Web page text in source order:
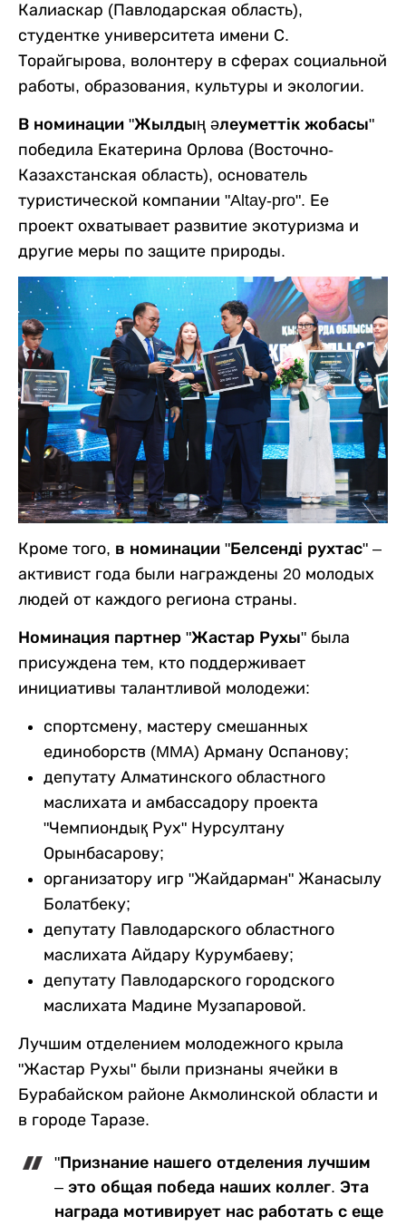
Калиаскар (Павлодарская область),
студентке университета имени С.
Торайгырова, волонтеру в сферах социальной
работы, образования, культуры и экологии.
В номинации "Жылдың әлеуметтік жобасы"
победила Екатерина Орлова (Восточно-
Казахстанская область), основатель
туристической компании "Altay-pro". Ее
проект охватывает развитие экотуризма и
другие меры по защите природы.
Кроме того, в номинации "Белсенді рухтас" –
активист года были награждены 20 молодых
людей от каждого региона страны.
Номинация партнер "Жастар Рухы" была
присуждена тем, кто поддерживает
инициативы талантливой молодежи:
спортсмену, мастеру смешанных
единоборств (MMA) Арману Оспанову;
депутату Алматинского областного
маслихата и амбассадору проекта
"Чемпиондық Рух" Нурсултану
Орынбасарову;
организатору игр "Жайдарман" Жанасылу
Болатбеку;
депутату Павлодарского областного
маслихата Айдару Курумбаеву;
депутату Павлодарского городского
маслихата Мадине Музапаровой.
Лучшим отделением молодежного крыла
"Жастар Рухы" были признаны ячейки в
Бурабайском районе Акмолинской области и
в городе Таразе.
"Признание нашего отделения лучшим
– это общая победа наших коллег. Эта
награда мотивирует нас работать с еще